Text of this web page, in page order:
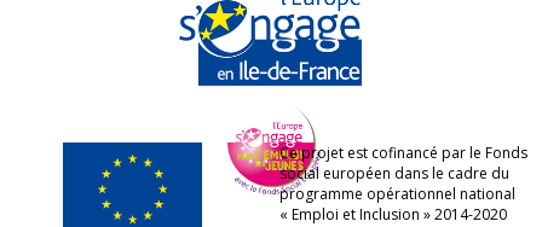
Ce projet est cofinancé par le Fonds
social européen dans le cadre du
programme opérationnel national
« Emploi et Inclusion » 2014-2020